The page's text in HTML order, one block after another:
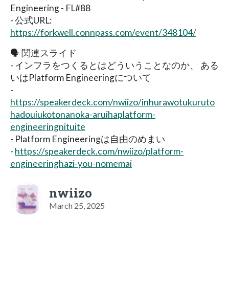
Engineering - FL#88
- 公式URL:
https://forkwell.connpass.com/event/348104/
🗣️ 関連スライド
- インフラをつくるとはどういうことなのか、 ある
いはPlatform Engineeringについて
-
https://speakerdeck.com/nwiizo/inhurawotukuruto
hadouiukotonanoka-aruihaplatform-
engineeringnituite
- Platform Engineeringは自由のめまい
- https://speakerdeck.com/nwiizo/platform-
engineeringhazi-you-nomemai
nwiizo
March 25, 2025